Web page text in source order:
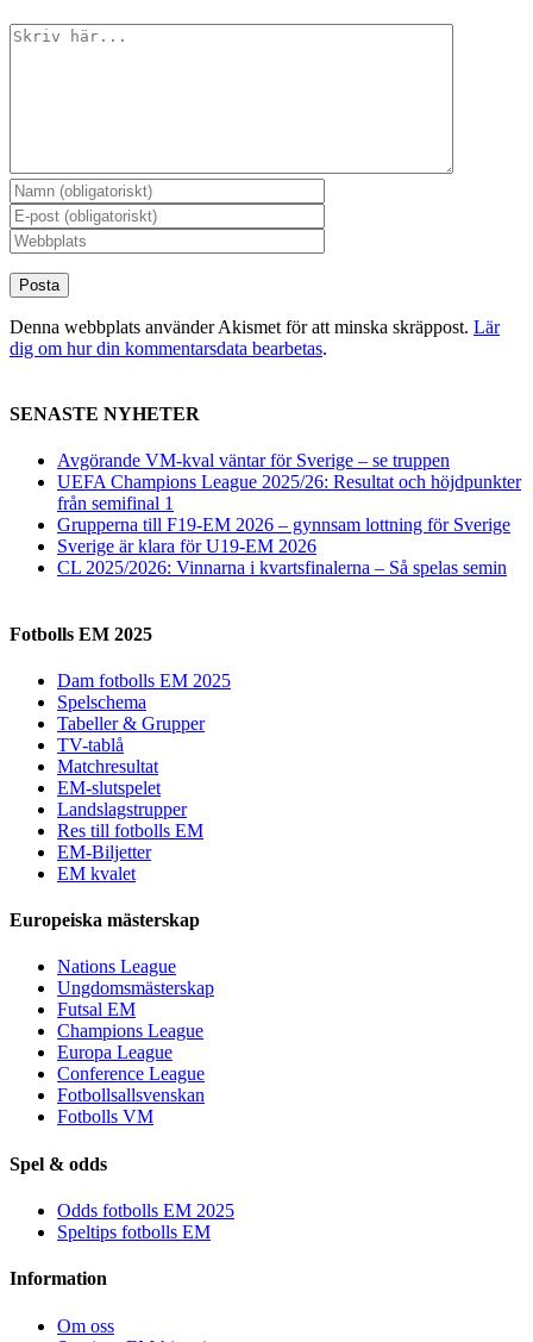
Kommentar
Denna webbplats använder Akismet för att minska skräppost. Lär
dig om hur din kommentarsdata bearbetas.
SENASTE NYHETER
Avgörande VM-kval väntar för Sverige – se truppen
UEFA Champions League 2025/26: Resultat och höjdpunkter
från semifinal 1
Grupperna till F19-EM 2026 – gynnsam lottning för Sverige
Sverige är klara för U19-EM 2026
CL 2025/2026: Vinnarna i kvartsfinalerna – Så spelas semin
Fotbolls EM 2025
Dam fotbolls EM 2025
Spelschema
Tabeller & Grupper
TV-tablå
Matchresultat
EM-slutspelet
Landslagstrupper
Res till fotbolls EM
EM-Biljetter
EM kvalet
Europeiska mästerskap
Nations League
Ungdomsmästerskap
Futsal EM
Champions League
Europa League
Conference League
Fotbollsallsvenskan
Fotbolls VM
Spel & odds
Odds fotbolls EM 2025
Speltips fotbolls EM
Information
Om oss